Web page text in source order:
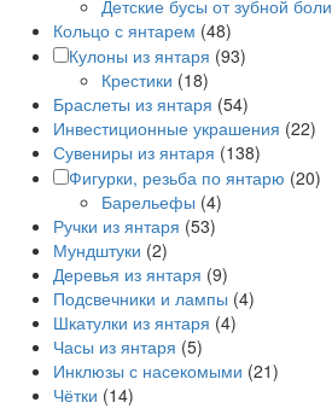
Детские бусы от зубной боли
Кольцо с янтарем (48)
Кулоны из янтаря (93)
Крестики (18)
Браслеты из янтаря (54)
Инвестиционные украшения (22)
Сувениры из янтаря (138)
Фигурки, резьба по янтарю (20)
Барельефы (4)
Ручки из янтаря (53)
Мундштуки (2)
Деревья из янтаря (9)
Подсвечники и лампы (4)
Шкатулки из янтаря (4)
Часы из янтаря (5)
Инклюзы с насекомыми (21)
Чётки (14)